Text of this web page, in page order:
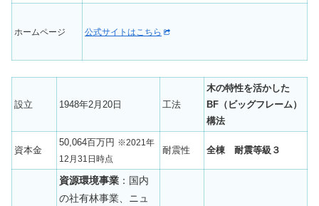
ホームページ 公式サイトはこちら
設立 1948年2月20日 工法
木の特性を活かした
BF（ビッグフレーム）
構法
資本金
50,064百万円 ※2021年
12月31日時点
耐震性 全棟 耐震等級３
資源環境事業 ：国内
の社有林事業、ニュ